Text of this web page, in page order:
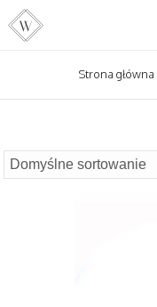
Strona główna